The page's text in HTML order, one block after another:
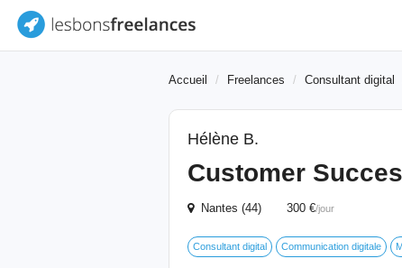
Accueil Freelances Consultant digital
Hélène B.
Customer
Nantes (44) 300 €/jour
Consultant digital Communication digitale